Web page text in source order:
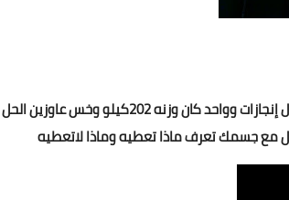
تجد واحد يقابلك بالشارع يقولك عاوز الحل السحري للتخسيس بنشوف الصفحه عندك بتنزل إنجازات وواحد كان وزنه 202كيلو وخس عاوزين الحل
مع جسمك تعرف ماذا تعطيه وماذا لاتعطيه